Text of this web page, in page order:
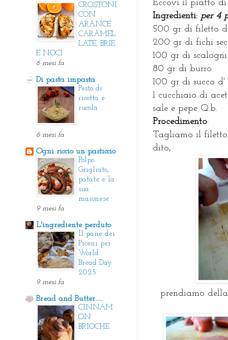
Eccovi il piatto di
Ingredienti: per 4
500 gr di filetto
200 gr di fichi
100 gr di scalogni
80 gr di burro
100 gr di succo d'
1 cucchiaio di
sale e pepe Q.b.
Procedimento:
Tagliamo il filetto
dito,
prendiamo
CROSTONI
CON
ARANCE
CARAMEL
LATE, BRIE
E NOCI
6 mesi fa
Di pasta impasta
Pesto di
ricotta e
rucola
6 mesi fa
Ogni riccio un pasticcio
Polpo
Grigliato,
patate e la
sua
maionese
9 mesi fa
L'ingrediente perduto
Il pane dei
Piceni per
World
Bread Day
2025
9 mesi fa
Bread and Butter.....
CINNAM
ON
BRIOCHE